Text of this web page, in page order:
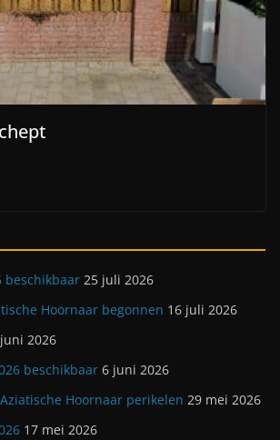
beschikbaar 25 juli 2026
Hoornaar begonnen 16 juli 2026
2026
beschikbaar 6 juni 2026
Hoornaar perikelen 29 mei 2026
17 mei 2026